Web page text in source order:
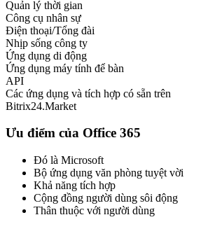
Quản lý thời gian
Công cụ nhân sự
Điện thoại/Tổng đài
Nhịp sống công ty
Ứng dụng di động
Ứng dụng máy tính để bàn
API
Các ứng dụng và tích hợp có sẵn trên
Bitrix24.Market
Ưu điểm của Office 365
Đó là Microsoft
Bộ ứng dụng văn phòng tuyệt vời
Khả năng tích hợp
Cộng đồng người dùng sôi động
Thân thuộc với người dùng